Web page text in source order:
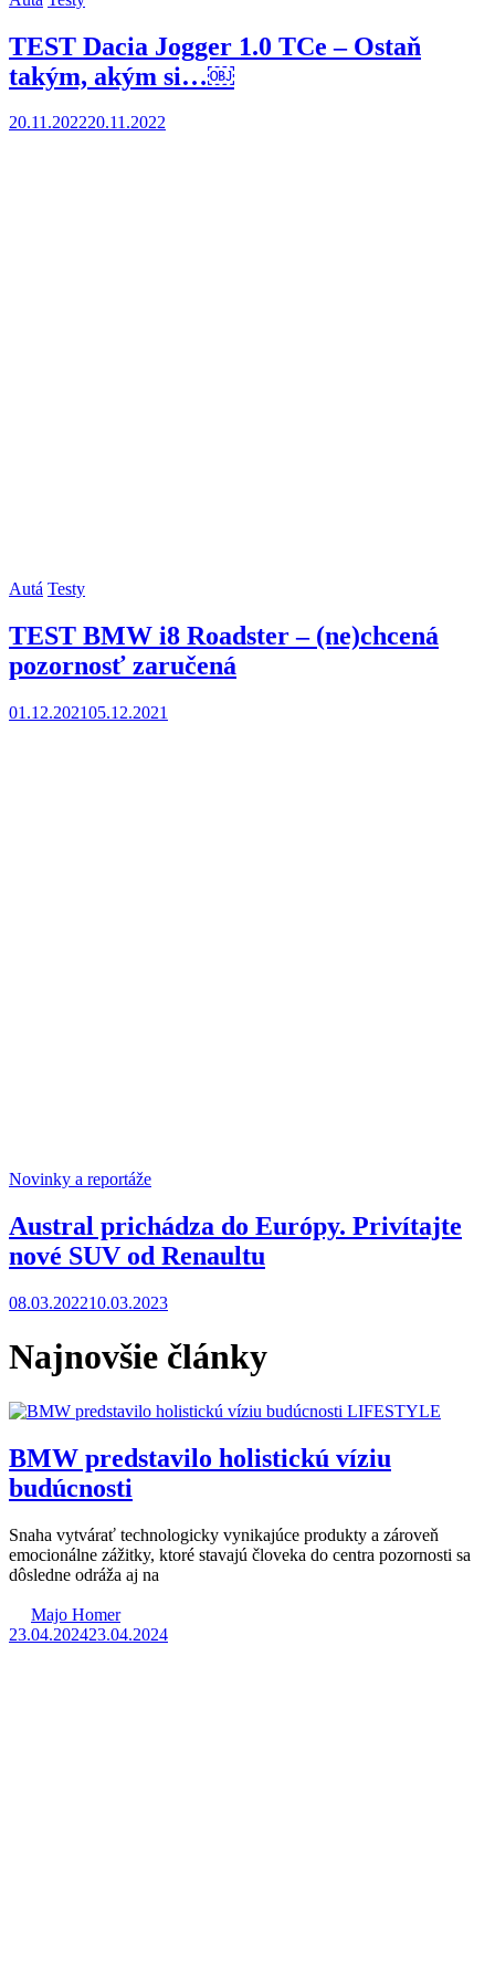
TEST Dacia Jogger 1.0 TCe – Ostaň
takým, akým si…￼
20.11.202220.11.2022
Autá Testy
TEST BMW i8 Roadster – (ne)chcená
pozornosť zaručená
01.12.202105.12.2021
Novinky a reportáže
Austral prichádza do Európy. Privítajte
nové SUV od Renaultu
08.03.202210.03.2023
Najnovšie články
LIFESTYLE
BMW predstavilo holistickú víziu
budúcnosti
Snaha vytvárať technologicky vynikajúce produkty a zároveň
emocionálne zážitky, ktoré stavajú človeka do centra pozornosti sa
dôsledne odráža aj na
Majo Homer
23.04.202423.04.2024